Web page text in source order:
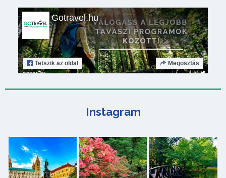
Gotravel.hu
Tetszik az oldal Megosztás
Instagram